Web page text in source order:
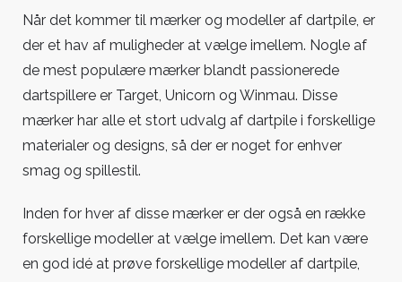
Når det kommer til mærker og modeller af dartpile, er
der et hav af muligheder at vælge imellem. Nogle af
de mest populære mærker blandt passionerede
dartspillere er Target, Unicorn og Winmau. Disse
mærker har alle et stort udvalg af dartpile i forskellige
materialer og designs, så der er noget for enhver
smag og spillestil.
Inden for hver af disse mærker er der også en række
forskellige modeller at vælge imellem. Det kan være
en god idé at prøve forskellige modeller af dartpile,